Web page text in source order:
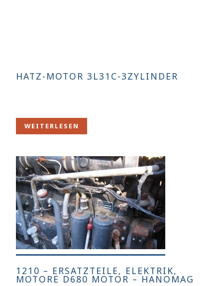
HATZ-MOTOR 3L31C-3ZYLINDER
WEITERLESEN
1210 – ERSATZTEILE, ELEKTRIK,
MOTORE D680 MOTOR – HANOMAG